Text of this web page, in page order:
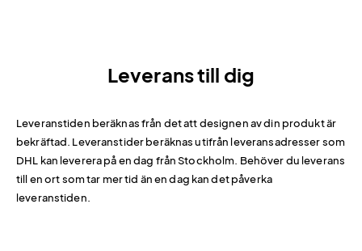
Leverans till dig
Leveranstiden beräknas från det att designen av din produkt är
bekräftad. Leveranstider beräknas utifrån leveransadresser som
DHL kan leverera på en dag från Stockholm. Behöver du leverans
till en ort som tar mer tid än en dag kan det påverka
leveranstiden.